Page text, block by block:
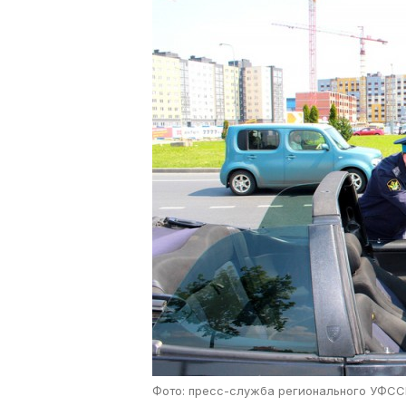
Фото: пресс-служба регионального